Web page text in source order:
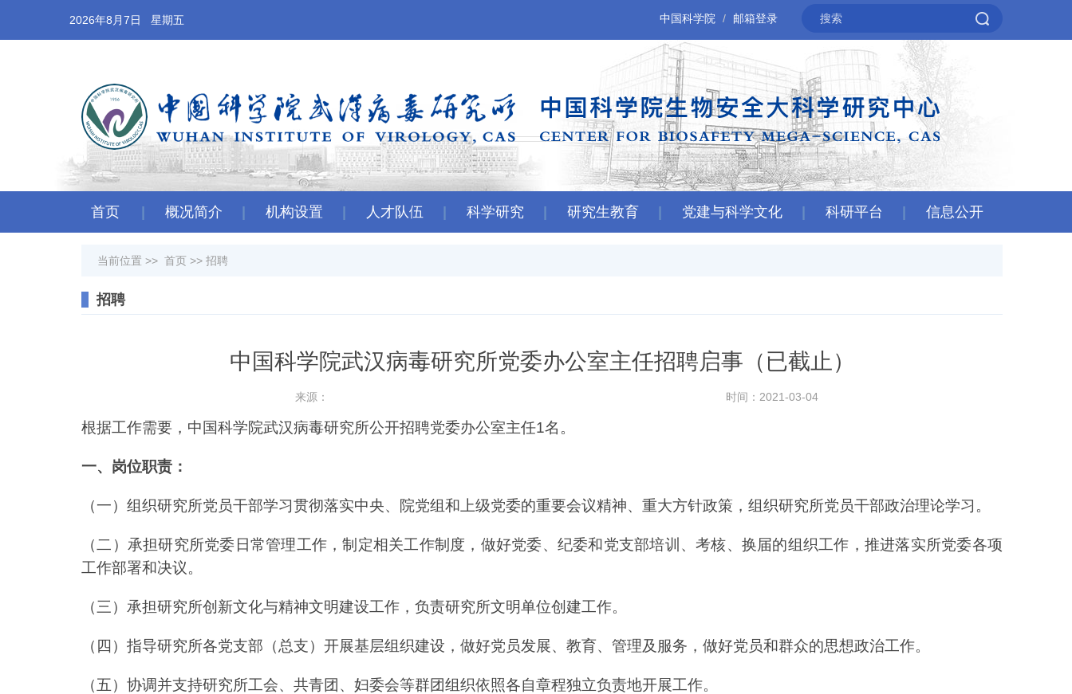
2026年8月7日 星期五 中国科学院 邮箱登录
首页 概况简介 机构设置 人才队伍 科学研究 研究生教育 党建与科学文化 科研平台 信息公开
当前位置 >> 首页 >> 招聘
招聘
中国科学院武汉病毒研究所党委办公室主任招聘启事（已截止）
来源： 时间：2021-03-04
根据工作需要，中国科学院武汉病毒研究所公开招聘党委办公室主任1名。
一、岗位职责：
（一）组织研究所党员干部学习贯彻落实中央、院党组和上级党委的重要会议精神、重大方针政策，组织研究所党员干部政治理论学习。
（二）承担研究所党委日常管理工作，制定相关工作制度，做好党委、纪委和党支部培训、考核、换届的组织工作，推进落实所党委各项
工作部署和决议。
（三）承担研究所创新文化与精神文明建设工作，负责研究所文明单位创建工作。
（四）指导研究所各党支部（总支）开展基层组织建设，做好党员发展、教育、管理及服务，做好党员和群众的思想政治工作。
（五）协调并支持研究所工会、共青团、妇委会等群团组织依照各自章程独立负责地开展工作。